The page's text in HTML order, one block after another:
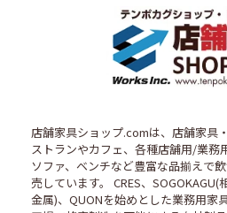
店舗家具ショップ.comは、店舗家具
ストランやカフェ、各種店舗用/業務
ソファ、ベンチなど豊富な品揃えで
売しています。 CRES、SOGOKAGU(
金属)、QUONを始めとした業務用家